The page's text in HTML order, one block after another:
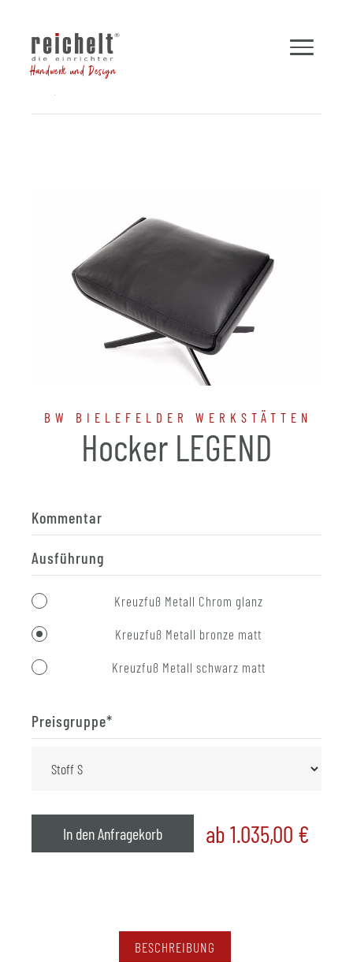
Handwerk und Design
BW BIELEFELDER WERKSTÄTTEN
Hocker LEGEND
Kommentar
Ausführung
Kreuzfuß Metall Chrom glanz
Kreuzfuß Metall bronze matt
Kreuzfuß Metall schwarz matt
Preisgruppe*
In den Anfragekorb ab 1.035,00 €
BESCHREIBUNG